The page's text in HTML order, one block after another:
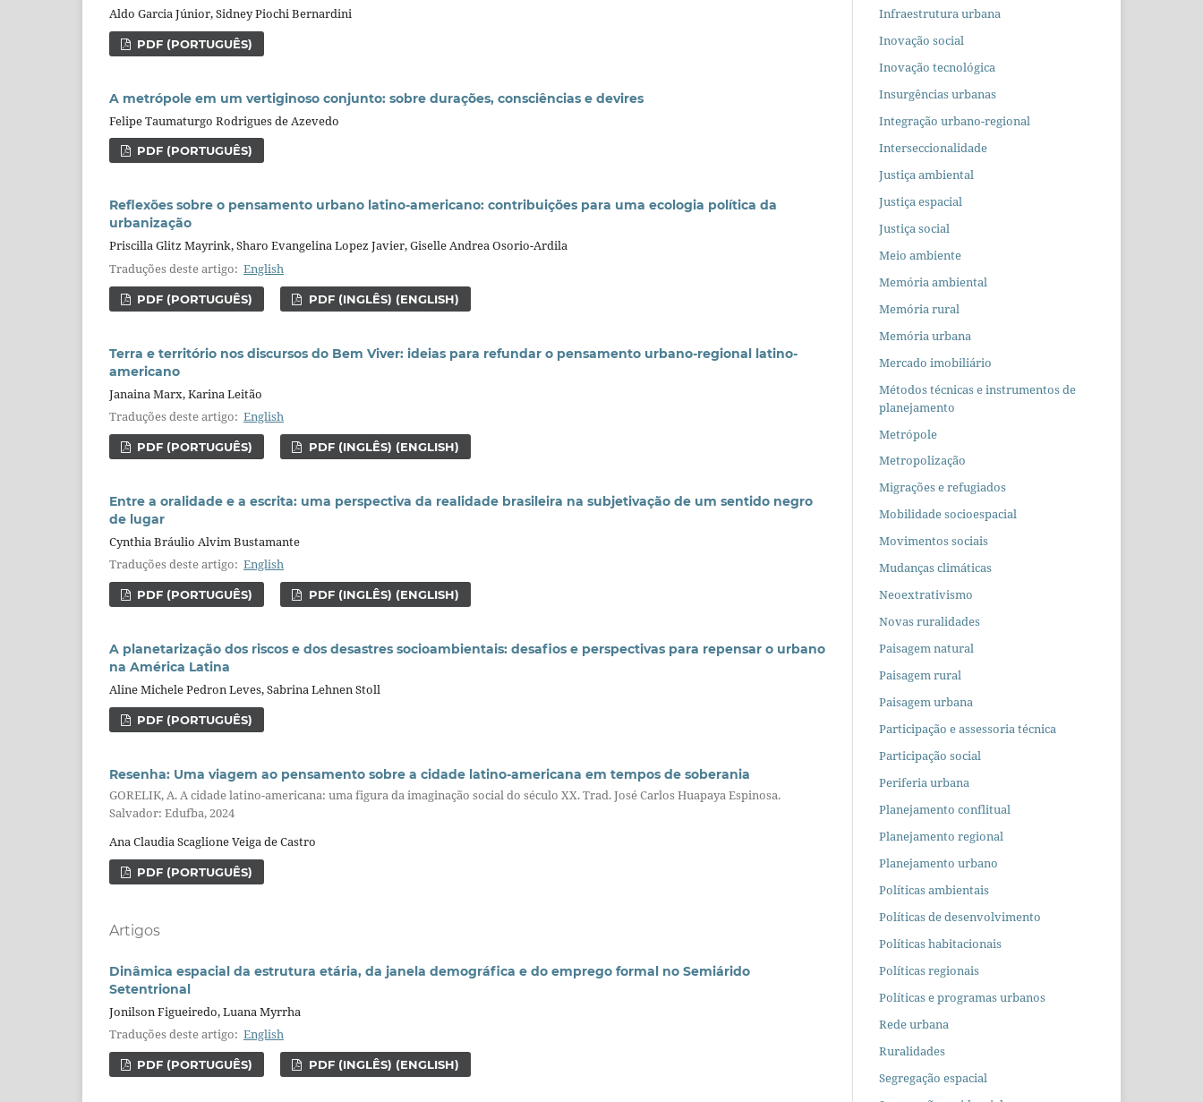
Aldo Garcia Júnior, Sidney Piochi Bernardini
PDF (PORTUGUÊS)
A metrópole em um vertiginoso conjunto: sobre durações, consciências e devires
Felipe Taumaturgo Rodrigues de Azevedo
PDF (PORTUGUÊS)
Reflexões sobre o pensamento urbano latino-americano: contribuições para uma ecologia política da
urbanização
Priscilla Glitz Mayrink, Sharo Evangelina Lopez Javier, Giselle Andrea Osorio-Ardila
Traduções deste artigo: English
PDF (PORTUGUÊS) PDF (INGLÊS) (ENGLISH)
Terra e território nos discursos do Bem Viver: ideias para refundar o pensamento urbano-regional latino-
americano
Janaina Marx, Karina Leitão
Traduções deste artigo: English
PDF (PORTUGUÊS) PDF (INGLÊS) (ENGLISH)
Entre a oralidade e a escrita: uma perspectiva da realidade brasileira na subjetivação de um sentido negro
de lugar
Cynthia Bráulio Alvim Bustamante
Traduções deste artigo: English
PDF (PORTUGUÊS) PDF (INGLÊS) (ENGLISH)
A planetarização dos riscos e dos desastres socioambientais: desafios e perspectivas para repensar o urbano
na América Latina
Aline Michele Pedron Leves, Sabrina Lehnen Stoll
PDF (PORTUGUÊS)
Resenha: Uma viagem ao pensamento sobre a cidade latino-americana em tempos de soberania
GORELIK, A. A cidade latino-americana: uma figura da imaginação social do século XX. Trad. José Carlos Huapaya Espinosa.
Salvador: Edufba, 2024
Ana Claudia Scaglione Veiga de Castro
PDF (PORTUGUÊS)
Artigos
Dinâmica espacial da estrutura etária, da janela demográfica e do emprego formal no Semiárido
Setentrional
Jonilson Figueiredo, Luana Myrrha
Traduções deste artigo: English
PDF (PORTUGUÊS) PDF (INGLÊS) (ENGLISH)
Infraestrutura urbana
Inovação social
Inovação tecnológica
Insurgências urbanas
Integração urbano-regional
Interseccionalidade
Justiça ambiental
Justiça espacial
Justiça social
Meio ambiente
Memória ambiental
Memória rural
Memória urbana
Mercado imobiliário
Métodos técnicas e instrumentos de
planejamento
Metrópole
Metropolização
Migrações e refugiados
Mobilidade socioespacial
Movimentos sociais
Mudanças climáticas
Neoextrativismo
Novas ruralidades
Paisagem natural
Paisagem rural
Paisagem urbana
Participação e assessoria técnica
Participação social
Periferia urbana
Planejamento conflitual
Planejamento regional
Planejamento urbano
Políticas ambientais
Políticas de desenvolvimento
Políticas habitacionais
Políticas regionais
Políticas e programas urbanos
Rede urbana
Ruralidades
Segregação espacial